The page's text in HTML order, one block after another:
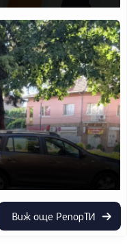
Виж още РепорТИ